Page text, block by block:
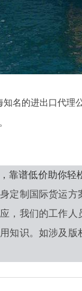
名的进出口代理
靠谱低价助你轻
定制国际货运
，我们的工作
知识。如涉及